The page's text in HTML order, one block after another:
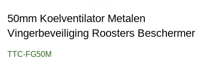
50mm Koelventilator Metalen
Vingerbeveiliging Roosters Beschermer
TTC-FG50M